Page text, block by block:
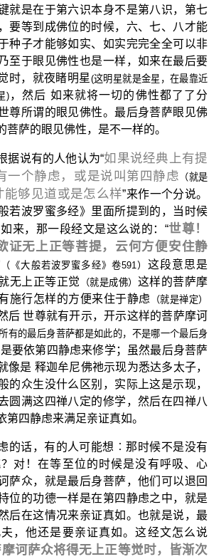
就是在于第六识本身不是第八识，第七
要等到成佛位的时候，六、七、八才能
种子才能够如实、如实完完全全可以非
至于眼见佛性也是一样，如来在最后要
时，就夜睹明星 (这明星就是金星，在最靠近
)，然后 如来就将一切的佛性都了了分
尊所谓的眼见佛性。最后身菩萨眼见佛
菩萨的眼见佛性，是不一样的。
据说有的人他认为“如果说经典上有提
一个静虑，或是说叫第四静虑 （就是
能够见道或是怎么样”来作一个分说。
若波罗蜜多经》里面所提到的，当时候
来，那一段经文是这么说的：“世尊！
证无上正等菩提，云何方便安住静
（《大般若波罗蜜多经》卷591） 这段意思是
无上正等正觉
（就是成佛） 这样的菩萨摩
施行怎样的方便来住于静虑
（就是禅定）
后 世尊就有开示，开示这样的菩萨摩诃
有的最后身菩萨都是如此的，不是哪一个最后身
要依第四静虑来修学；虽然最后身菩萨
像是 释迦牟尼佛祂示现为悉达多太子，
的众生没什么区别，实际上这是示现，
圆满这四禅八定的修学，然后在四禅八
第四静虑来满足亲证真如。
的话，有的人可能想︰那时候不是没有
对！在等至位的时候是没有呼吸、心
萨众，就是最后身菩萨，他们可以退回
位的功德一样是在第四静虑之中，就是
后在这情况来亲证真如。也就是说，最
，他还是要亲证真如。这经文怎么说
诃萨众将得无上正等觉时，皆渐次